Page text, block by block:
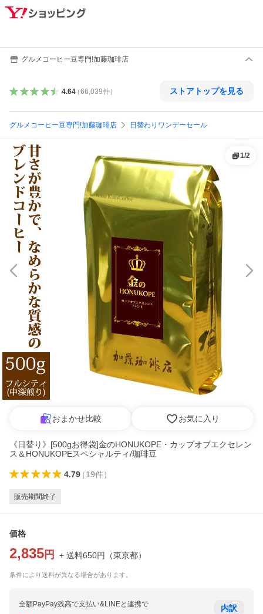
グルメコーヒー豆専門!加藤珈琲店
4.64（66,039件） ストアトップを見る
グルメコーヒー豆専門!加藤珈琲店 日替わりワンデーセール
1/2
おまかせ比較 お気に入り
《日替り》[500gお得袋]金のHONUKOPE・カップオブエクセレン
ス＆HONUKOPEスペシャルティ/珈琲豆
4.79（19件）
販売期間終了
価格
2,835 円 + 送料650円 （東京都）
条件により送料が異なる場合があります。
全額PayPay残高で支払い&LINEと連携で 内訳